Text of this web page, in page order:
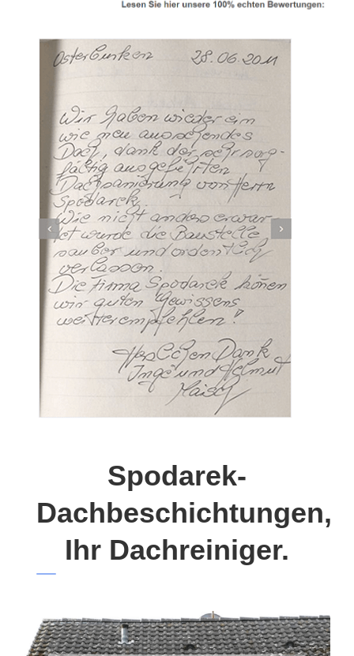
Spodarek-
Dachbeschichtungen,
Ihr Dachreiniger.